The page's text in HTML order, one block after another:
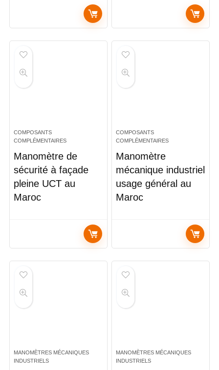
COMPOSANTS
COMPLÉMENTAIRES
Manomètre de
sécurité à façade
pleine UCT au
Maroc
COMPOSANTS
COMPLÉMENTAIRES
Manomètre
mécanique industriel
usage général au
Maroc
MANOMÈTRES MÉCANIQUES
INDUSTRIELS
MANOMÈTRES MÉCANIQUES
INDUSTRIELS